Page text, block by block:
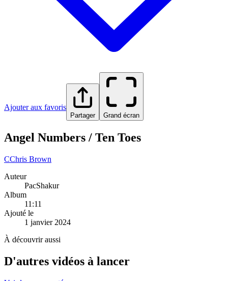
Ajouter aux favoris
Partager Grand écran
Angel Numbers / Ten Toes
CChris Brown
Auteur
PacShakur
Album
11:11
Ajouté le
1 janvier 2024
À découvrir aussi
D'autres vidéos à lancer